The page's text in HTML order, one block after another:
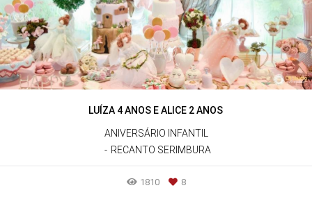
LUÍZA 4 ANOS E ALICE 2 ANOS
ANIVERSÁRIO INFANTIL
RECANTO SERIMBURA
1810 8